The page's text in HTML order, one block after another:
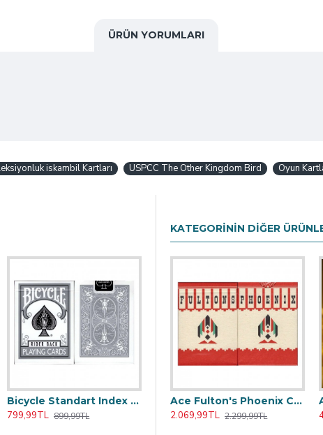
ÜRÜN YORUMLARI
iskambil Kartları USPCC The Other Kingdom Bird Oyun
Bicycle Standart Index Gri Gümüş Rider Back Oyun Kağıdı Kartı iskambil Kartları Destesi
799,99TL 899,99TL
KATEGORININ DIĞER
1.349,99TL 1.499,99TL
Ace Fulton's Phoenix Casino Red Oyun Kağıdı Limited Edition Koleksiyonluk iskambil Kartları Destesi
2.069,99TL 2.299,99TL